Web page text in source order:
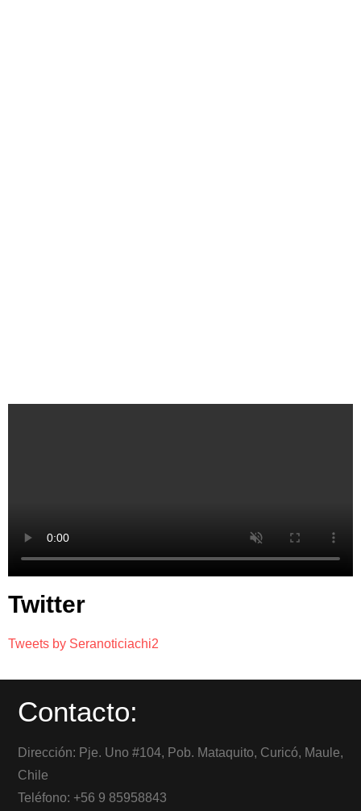
Twitter
Tweets by Seranoticiachi2
Contacto:
Dirección: Pje. Uno #104, Pob. Mataquito, Curicó, Maule,
Chile
Teléfono: +56 9 85958843